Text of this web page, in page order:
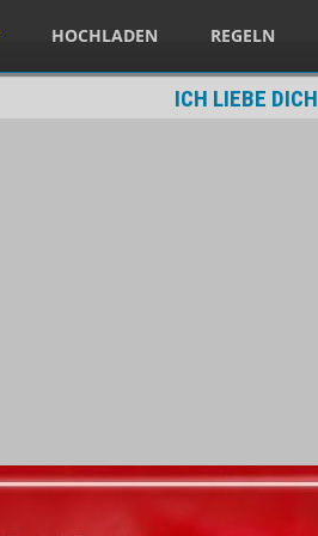
HOCHLADEN REGELN
ICH LIEBE DICH